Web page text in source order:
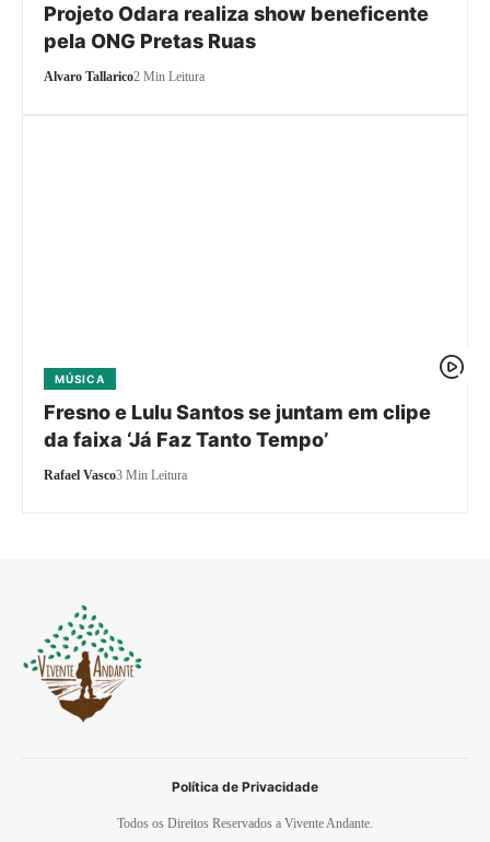
Projeto Odara realiza show beneficente
pela ONG Pretas Ruas
Alvaro Tallarico2 Min Leitura
MÚSICA
Fresno e Lulu Santos se juntam em clipe
da faixa ‘Já Faz Tanto Tempo’
Rafael Vasco3 Min Leitura
Todos os Direitos Reservados a Vivente Andante.
Política de Privacidade